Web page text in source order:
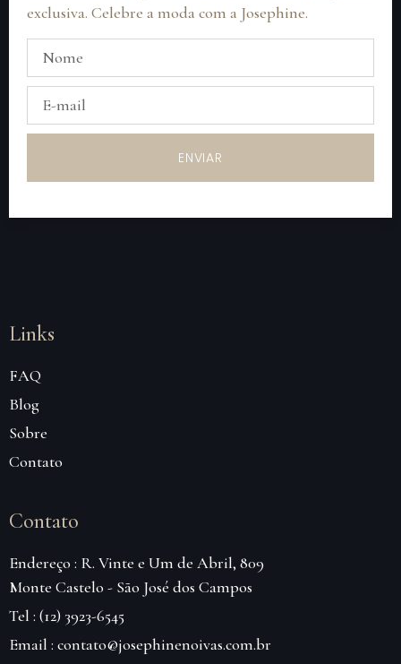
exclusiva. Celebre a moda com a Josephine.
ENVIAR
Links
FAQ
Blog
Sobre
Contato
Contato
Endereço : R. Vinte e Um de Abril, 809
Monte Castelo - São José dos Campos
Tel : (12) 3923-6545
Email : contato@josephinenoivas.com.br